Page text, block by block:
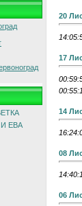
ЕВА
20
17
14
08
06